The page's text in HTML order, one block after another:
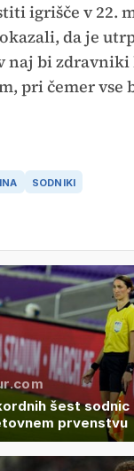
igrišče v 22.
da je
naj bi
pri čemer vse
SODNIKI
šest
prvenstvu